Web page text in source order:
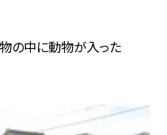
の中に動物が入った